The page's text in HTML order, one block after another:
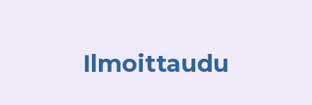
Ilmoittaudu